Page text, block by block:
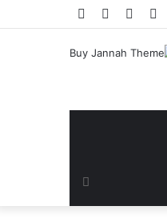
مقال تسجيل تيلقرام
انستقرام